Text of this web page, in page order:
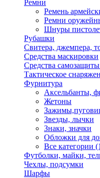
Ремни
Ремень
Ремни
Шнуры
Рубашки
Свитера, джемпера,
Средства маскировки
Средства
Тактическое
Фурнитура
Аксельбанты,
Жетоны
Звезды, лычки
Знаки, значки
Обложки для
Все категории
Футболки, майки,
Чехлы, подсумки
Шарфы